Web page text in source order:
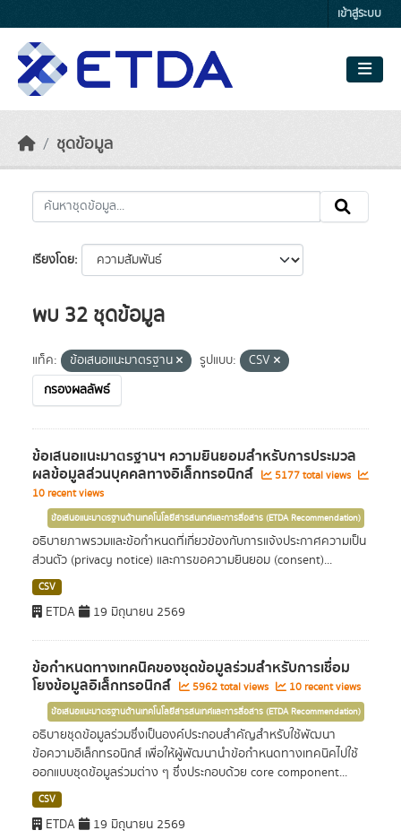
เข้าสู่ระบบ
ชุดข้อมูล
เรียงโดย
พบ 32 ชุดข้อมูล
แท็ค: ข้อเสนอแนะมาตรฐาน รูปแบบ:
CSV
กรองผลลัพธ์
ข้อเสนอแนะมาตรฐานฯ ความยินยอมสำหรับการประมวล
ผลข้อมูลส่วนบุคคลทางอิเล็กทรอนิกส์
5177 total views
10 recent views
ข้อเสนอแนะมาตรฐานด้านเทคโนโลยีสารสนเทศและการสื่อสาร (ETDA Recommendation)
อธิบายภาพรวมและข้อกำหนดที่เกี่ยวข้องกับการแจ้งประกาศความเป็น
ส่วนตัว (privacy notice) และการขอความยินยอม (consent)...
CSV
ETDA 19 มิถุนายน 2569
ข้อกำหนดทางเทคนิคของชุดข้อมูลร่วมสำหรับการเชื่อม
โยงข้อมูลอิเล็กทรอนิกส์ 5962 total views 10 recent views
ข้อเสนอแนะมาตรฐานด้านเทคโนโลยีสารสนเทศและการสื่อสาร (ETDA Recommendation)
อธิบายชุดข้อมูลร่วมซึ่งเป็นองค์ประกอบสำคัญสำหรับใช้พัฒนา
ข้อความอิเล็กทรอนิกส์ เพื่อให้ผู้พัฒนานำข้อกำหนดทางเทคนิคไปใช้
ออกแบบชุดข้อมูลร่วมต่าง ๆ ซึ่งประกอบด้วย core component...
CSV
ETDA 19 มิถุนายน 2569